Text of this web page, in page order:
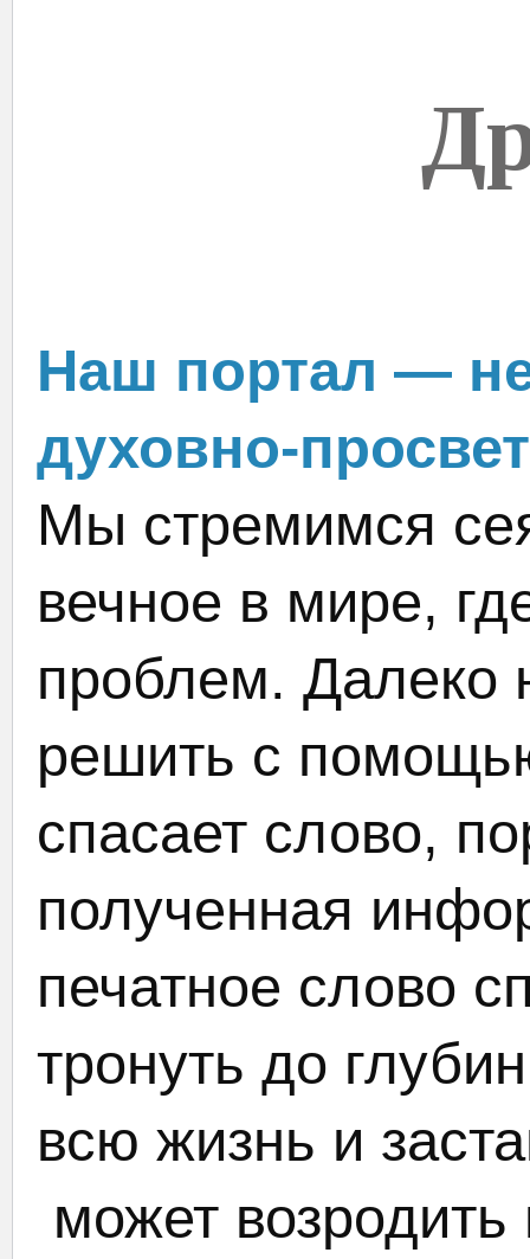
Наш портал —
духовно-
Мы стремимся
вечное в мире,
проблем. Далеко
решить с
спасает слово,
полученная
печатное слово
тронуть до
всю жизнь и
может возродить